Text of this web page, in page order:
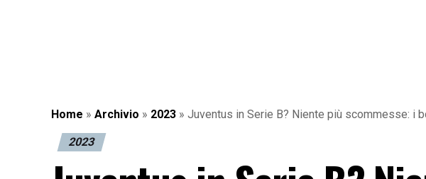
Home » Archivio » 2023 » Juventus in Serie B? Niente più scommesse: i
2023